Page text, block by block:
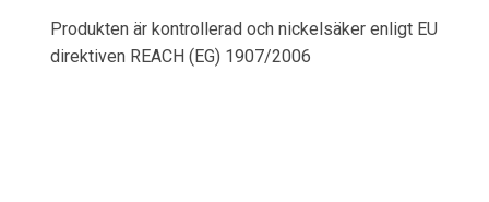
Produkten är kontrollerad och nickelsäker enligt EU
direktiven REACH (EG) 1907/2006